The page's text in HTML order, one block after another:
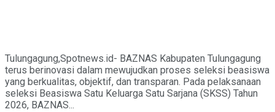
Tulungagung,Spotnews.id- BAZNAS Kabupaten Tulungagung
terus berinovasi dalam mewujudkan proses seleksi beasiswa
yang berkualitas, objektif, dan transparan. Pada pelaksanaan
seleksi Beasiswa Satu Keluarga Satu Sarjana (SKSS) Tahun
2026, BAZNAS...